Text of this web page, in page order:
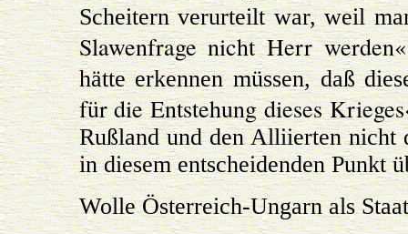
Scheitern verurteilt war, weil
Slawenfrage nicht Herr werden«
hätte erkennen müssen, daß
für die Entstehung dieses
Rußland und den Alliierten
in diesem entscheidenden Punkt
Wolle Österreich-Ungarn als